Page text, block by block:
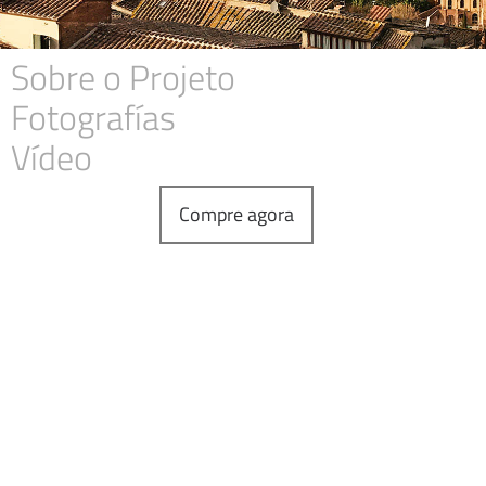
Sobre o Projeto
Fotografías
Vídeo
Compre agora